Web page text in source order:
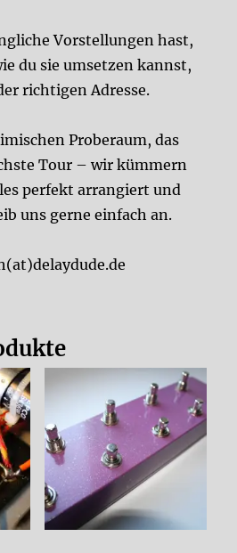
Vorstellungen hast,
du sie umsetzen kannst,
richtigen Adresse.
Proberaum, das
Tour – wir kümmern
perfekt arrangiert und
uns gerne einfach an.